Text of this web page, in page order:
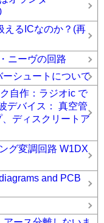
るICなのか？(再
ニーヴの回路
シュートについて
自作：ラジオic で
デバイス： 真空管
ディスクリートア
変調回路 W1DX
and PCB